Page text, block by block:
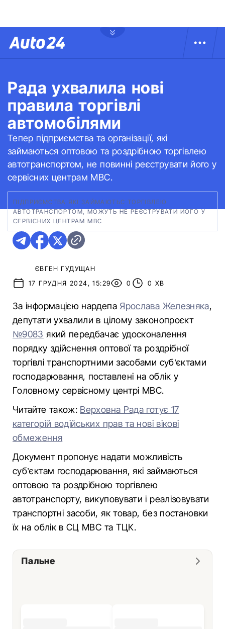
Рада ухвалила нові
правила торгівлі
автомобілями
Тепер підприємства та організації, які
займаються оптовою та роздрібною торгівлею
автотранспортом, не повинні реєструвати його у
сервісних центрам МВС.
ПІДПРИЄМСТВА ЯКІ ЗАЙМАЮТЬС ТОРГІВЛЕЮ
АВТОТРАНСПОРТОМ, МОЖУТЬ НЕ РЕЄСТРУВАТИ ЙОГО У
СЕРВІСНИХ ЦЕНТРАМ МВС
ЄВГЕН ГУДУЩАН
17 ГРУДНЯ 2024, 15:29
0 0 ХВ
За інформацією нардепа Ярослава Железняка,
депутати ухвалили в цілому законопроєкт
№9083 який передбачає удосконалення
порядку здійснення оптової та роздрібної
торгівлі транспортними засобами суб’єктами
господарювання, поставлені на облік у
Головному сервісному центрі МВС.
Читайте також: Верховна Рада готує 17
категорій водійських прав та нові вікові
обмеження
Документ пропонує надати можливість
суб’єктам господарювання, які займаються
оптовою та роздрібною торгівлею
автотранспорту, викуповувати і реалізовувати
транспортні засоби, як товар, без постановки
їх на облік в СЦ МВС та ТЦК.
Пальне